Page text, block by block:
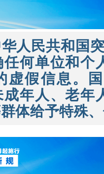
人民共和国
任何单位和个
虚假信息。
年人、老年
体给予特殊